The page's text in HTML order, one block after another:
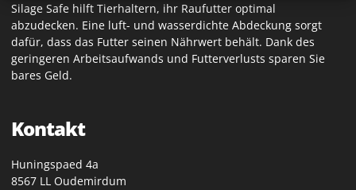
Silage Safe hilft Tierhaltern, ihr Raufutter optimal
abzudecken. Eine luft- und wasserdichte Abdeckung sorgt
dafür, dass das Futter seinen Nährwert behält. Dank des
geringeren Arbeitsaufwands und Futterverlusts sparen Sie
bares Geld.
Kontakt
Huningspaed 4a
8567 LL Oudemirdum